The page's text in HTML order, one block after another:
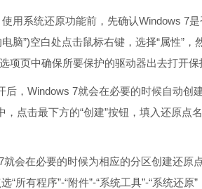
系统还原功能前，先确认Windows 7是
脑”)空白处点击鼠标右键，选择“属性”，
项页中确保所要保护的驱动器出去打开保
Windows 7就会在必要的时候自动创
点击最下方的“创建”按钮，填入还原点
在必要的时候为相应的分区创建还原
所有程序”-“附件”-“系统工具”-“系统还